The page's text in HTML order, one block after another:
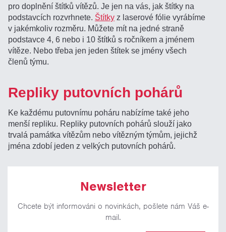
pro doplnění štítků vítězů. Je jen na vás, jak štítky na
podstavcích rozvrhnete. Štítky z laserové fólie vyrábíme
v jakémkoliv rozměru. Můžete mít na jedné straně
podstavce 4, 6 nebo i 10 štítků s ročníkem a jménem
vítěze. Nebo třeba jen jeden štítek se jmény všech
členů týmu.
Repliky putovních pohárů
Ke každému putovnímu poháru nabízíme také jeho
menší repliku. Repliky putovních pohárů slouží jako
trvalá památka vítězům nebo vítězným týmům, jejichž
jména zdobí jeden z velkých putovních pohárů.
Newsletter
Chcete být informováni o novinkách, pošlete nám Váš e-
mail.